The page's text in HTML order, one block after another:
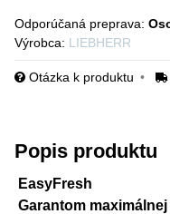
Výrobca: LIEBHERR
Otázka k produktu
Popis produktu
EasyFresh
Garantom